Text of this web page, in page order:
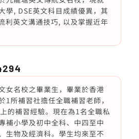
學, DSE英文科目成績優異，其
利英文溝通技巧, 以及掌握近年
女名校之畢業生，畢業於香港
1所補習社擔任全職補習老師，
的補習經驗。現在為1名全職私
補小學及初中全科、中四至中
生物及經濟科。學生均來至不